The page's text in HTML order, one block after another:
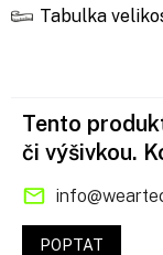
Tabulka
Tento
či výšivkou.
info@
POPTAT